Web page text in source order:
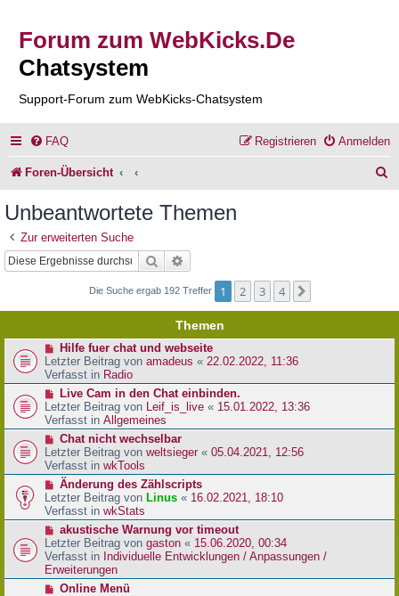
Forum zum WebKicks.De
Chatsystem
Support-Forum zum WebKicks-Chatsystem
FAQ Anmelden
Registrieren
Foren-Übersicht
Unbeantwortete Themen
Zur erweiterten Suche
Suche
Die Suche ergab 192 Treffer 1 2 3 4
Themen
N
e
u
e
r
B
e
t
r
a
g
Hilfe fuer chat und webseite
Letzter Beitrag von amadeus « 22.02.2022, 11:36
Verfasst in Radio
N
e
u
e
r
B
e
t
r
a
g
Live Cam in den Chat einbinden.
Letzter Beitrag von Leif_is_live « 15.01.2022, 13:36
Verfasst in Allgemeines
N
e
u
e
r
B
e
t
r
a
g
Chat nicht wechselbar
Letzter Beitrag von weltsieger « 05.04.2021, 12:56
Verfasst in wkTools
N
e
u
e
r
B
e
i
Änderung des Zählscripts
Letzter Beitrag von Linus « 16.02.2021, 18:10
Verfasst in wkStats
N
e
u
e
r
akustische Warnung vor timeout
Letzter Beitrag von gaston « 15.06.2020, 00:34
Verfasst in Individuelle Entwicklungen / Anpassungen /
Erweiterungen
NOnline Menü